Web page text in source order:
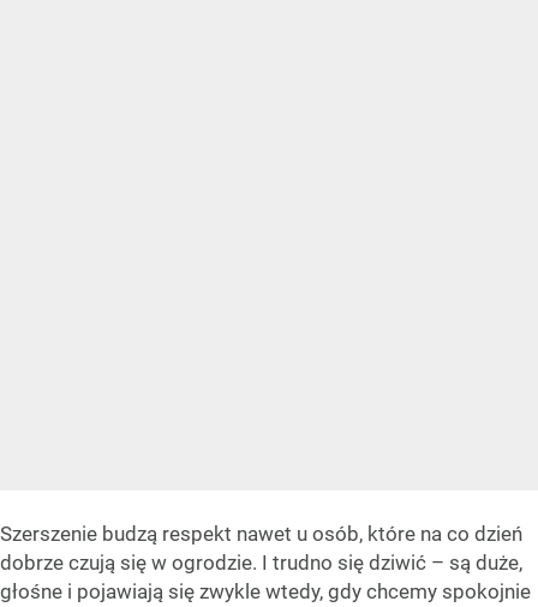
Szerszenie budzą respekt nawet u osób, które na co dzień
dobrze czują się w ogrodzie. I trudno się dziwić – są duże,
głośne i pojawiają się zwykle wtedy, gdy chcemy spokojnie